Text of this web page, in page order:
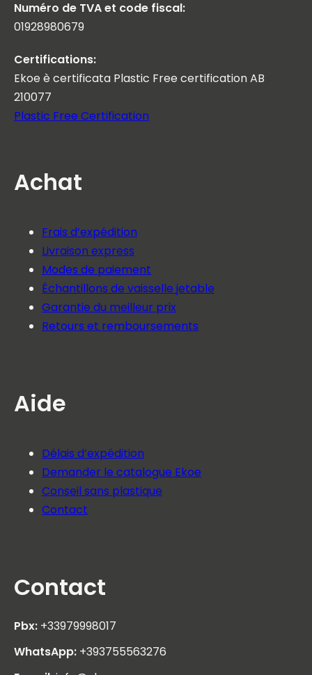
Numéro de TVA et code fiscal:
01928980679
Certifications:
Ekoe è certificata Plastic Free certification AB
210077
Plastic Free Certification
Achat
Frais d’expédition
Livraison express
Modes de paiement
Échantillons de vaisselle jetable
Garantie du meilleur prix
Retours et remboursements
Aide
Délais d’expédition
Demander le catalogue Ekoe
Conseil sans plastique
Contact
Contact
Pbx: +33979998017
WhatsApp: +393755563276